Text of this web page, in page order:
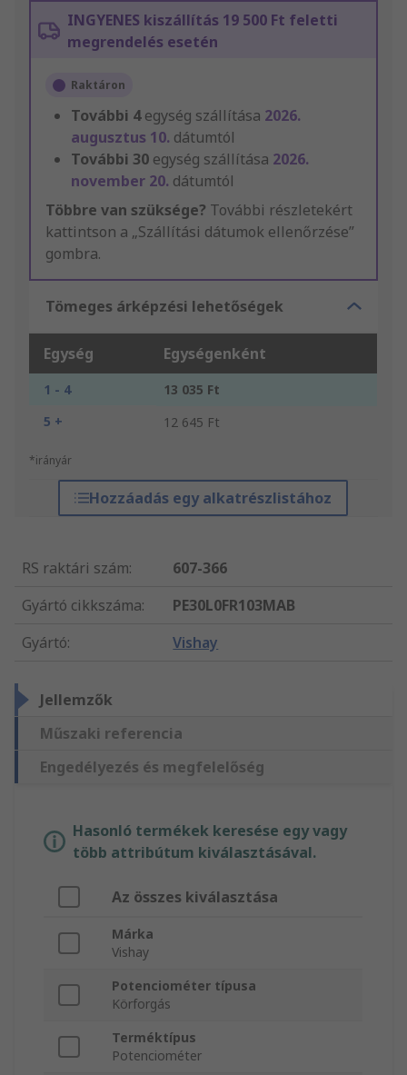
INGYENES kiszállítás 19 500 Ft feletti
megrendelés esetén
Raktáron
További 4egység szállítása 2026.
augusztus 10. dátumtól
További 30 egység szállítása 2026.
november 20. dátumtól
Többre van szüksége? További részletekért
kattintson a „Szállítási dátumok ellenőrzése”
gombra.
Tömeges árképzési lehetőségek
Egység Egységenként
1 - 4
13 035 Ft
5 +
12 645 Ft
*irányár
Hozzáadás egy alkatrészlistához
RS raktári szám:
607-366
Gyártó cikkszáma:
PE30L0FR103MAB
Gyártó: Vishay
Jellemzők
Műszaki referencia
Engedélyezés és megfelelőség
Hasonló termékek keresése egy vagy
több attribútum kiválasztásával.
Az összes kiválasztása
Márka
Vishay
Potenciométer típusa
Körforgás
Terméktípus
Potenciométer